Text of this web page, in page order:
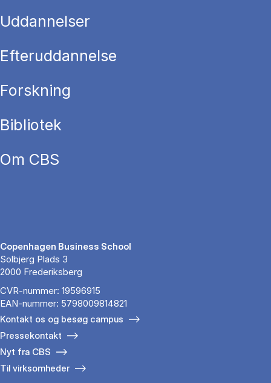
Uddannelser
Efteruddannelse
Forskning
Bibliotek
Om CBS
Copenhagen Business School
Solbjerg Plads 3
2000 Frederiksberg
CVR-nummer: 19596915
EAN-nummer: 5798009814821
Kontakt os og besøg campus
Pressekontakt
Nyt fra CBS
Til virksomheder